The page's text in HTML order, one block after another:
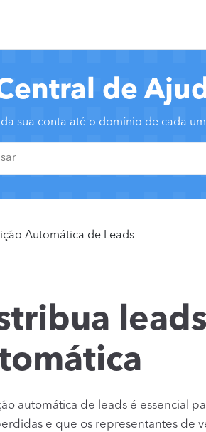
de
sua conta até o domínio de cada
Automática de Leads
automática de leads é essencial
e que os representantes de